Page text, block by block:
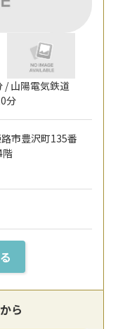
/ 山陽電気鉄道
分
市豊沢町135番
階
ら